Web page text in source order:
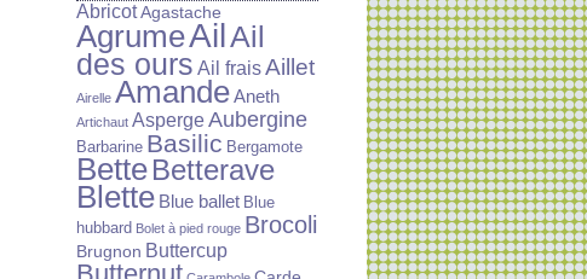
AbricotAgastache
AgrumeAilAil
des ours Ail fraisAillet
Airelle AmandeAneth
Artichaut AspergeAubergine
Barbarine Basilic Bergamote
BetteBetterave
Blette Blue ballet Blue
hubbard Bolet à pied rouge Brocoli
Brugnon Buttercup